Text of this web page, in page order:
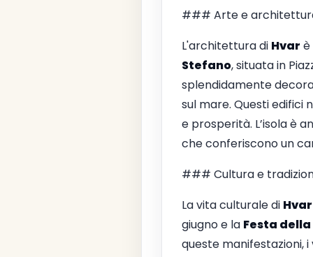
### Arte e
L'architettura di Hvar è
Stefano, situata in
splendidamente
sul mare. Questi edifici
e prosperità. L’isola è
che conferiscono un
### Cultura e
La vita culturale di Hvar
giugno e la Festa
queste manifestazioni,